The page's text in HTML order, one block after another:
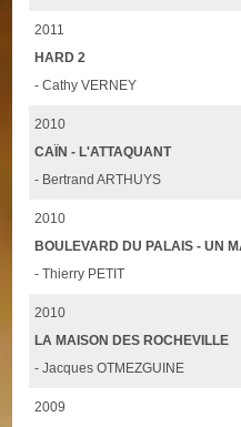
2011
HARD 2
- Cathy VERNEY
2010
CAÏN - L'ATTAQUANT
- Bertrand ARTHUYS
2010
BOULEVARD DU PALAIS - UN
- Thierry PETIT
2010
LA MAISON DES ROCHEVILLE
- Jacques OTMEZGUINE
2009